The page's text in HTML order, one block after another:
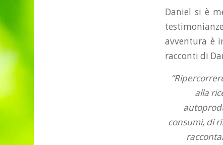
Daniel si è
avventura è
racconti di
alla
consumi, di